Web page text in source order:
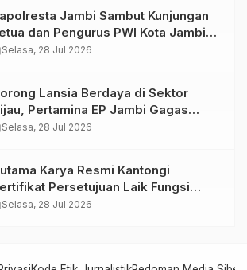
Jambi Sambut Kunjungan
dan Pengurus PWI Kota Jambi
Sinergi dan Kolaborasi
Selasa, 28 Jul 2026
Lansia Berdaya di Sektor
Pertamina EP Jambi Gagas
Batik Eco-Print
Selasa, 28 Jul 2026
Karya Resmi Kantongi
Persetujuan Laik Fungsi
Jembatan Musi V Tol
Selasa, 28 Jul 2026